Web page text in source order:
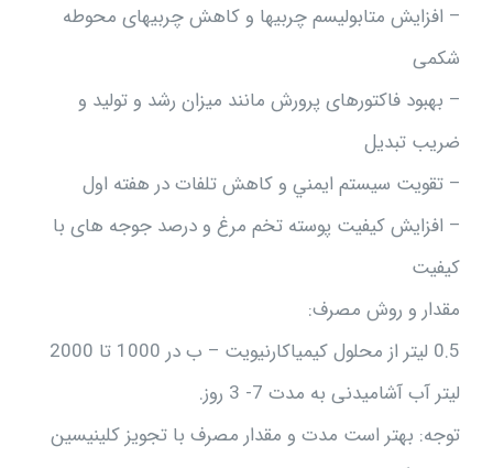
– افزایش متابولیسم چربیها و کاهش چربیهای محوطه
شکمی
– بهبود فاکتورهای پرورش مانند میزان رشد و تولید و
ضریب تبدیل
– تقويت سيستم ايمني و کاهش تلفات در هفته اول
– افزايش كيفيت پوسته تخم مرغ و درصد جوجه های با
کیفیت
مقدار و روش مصرف:
0.5 ليتر از محلول كيمياكارنيويت – ب در 1000 تا 2000
ليتر آب آشاميدنی به مدت 7- 3 روز.
توجه: بهتر است مدت و مقدار مصرف با تجویز کلینیسین